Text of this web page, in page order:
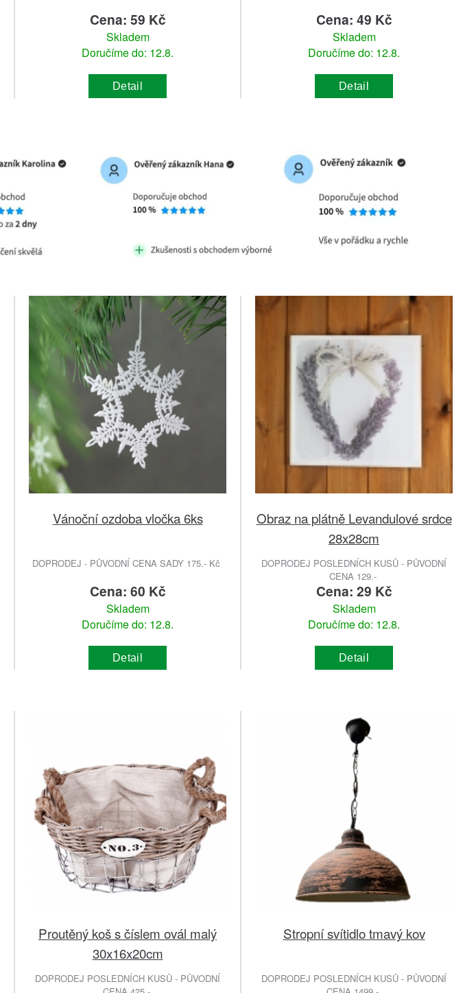
Cena: 59 Kč
Skladem
Doručíme do: 12.8.
Detail
Cena: 49 Kč
Skladem
Doručíme do: 12.8.
Detail
Vánoční ozdoba vločka 6ks
DOPRODEJ - PŮVODNÍ CENA SADY 175.- Kč
Cena: 60 Kč
Skladem
Doručíme do: 12.8.
Detail
Obraz na plátně Levandulové srdce
28x28cm
DOPRODEJ POSLEDNÍCH KUSŮ - PŮVODNÍ
CENA 129.-
Cena: 29 Kč
Skladem
Doručíme do: 12.8.
Detail
Proutěný koš s číslem ovál malý
30x16x20cm
DOPRODEJ POSLEDNÍCH KUSŮ - PŮVODNÍ
Stropní svítidlo tmavý kov
DOPRODEJ POSLEDNÍCH KUSŮ - PŮVODNÍ